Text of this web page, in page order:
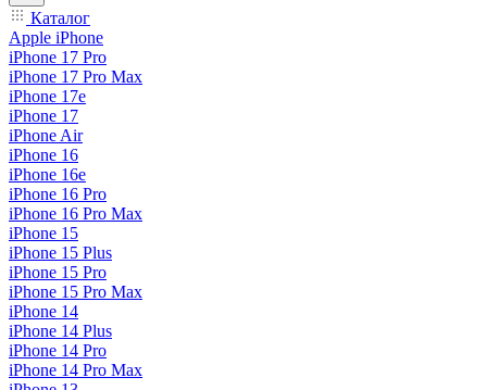
Каталог
Apple iPhone
iPhone 17 Pro
iPhone 17 Pro Max
iPhone 17e
iPhone 17
iPhone Air
iPhone 16
iPhone 16e
iPhone 16 Pro
iPhone 16 Pro Max
iPhone 15
iPhone 15 Plus
iPhone 15 Pro
iPhone 15 Pro Max
iPhone 14
iPhone 14 Plus
iPhone 14 Pro
iPhone 14 Pro Max